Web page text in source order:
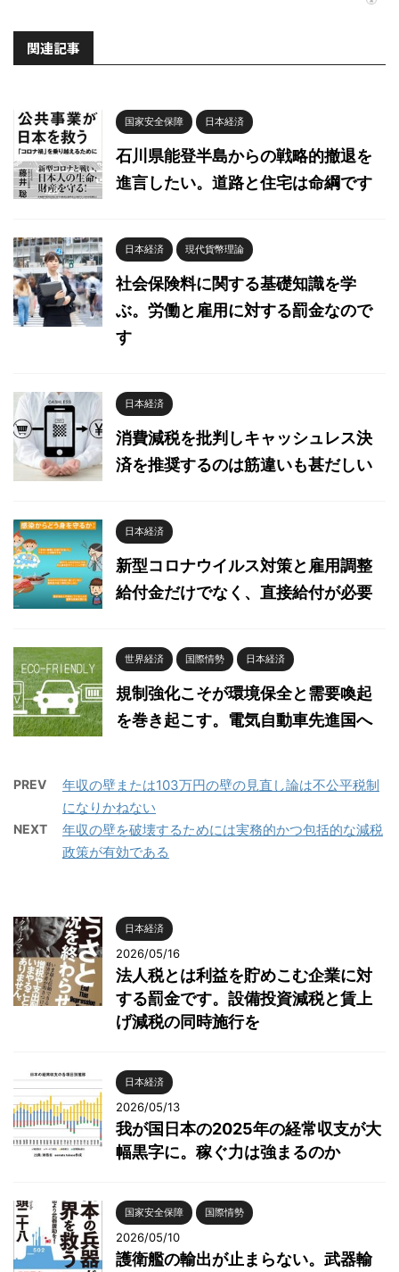
関連記事
国家安全保障 日本経済
石川県能登半島からの戦略的撤退を
進言したい。道路と住宅は命綱です
日本経済 現代貨幣理論
社会保険料に関する基礎知識を学
ぶ。労働と雇用に対する罰金なので
す
日本経済
消費減税を批判しキャッシュレス決
済を推奨するのは筋違いも甚だしい
日本経済
新型コロナウイルス対策と雇用調整
給付金だけでなく、直接給付が必要
世界経済 国際情勢 日本経済
規制強化こそが環境保全と需要喚起
を巻き起こす。電気自動車先進国へ
PREV
年収の壁または103万円の壁の見直し論は不公平税制
になりかねない
NEXT
年収の壁を破壊するためには実務的かつ包括的な減税
政策が有効である
日本経済
2026/05/16
法人税とは利益を貯めこむ企業に対
する罰金です。設備投資減税と賃上
げ減税の同時施行を
日本経済
2026/05/13
我が国日本の2025年の経常収支が大
幅黒字に。稼ぐ力は強まるのか
国家安全保障 国際情勢
2026/05/10
護衛艦の輸出が止まらない。武器輸